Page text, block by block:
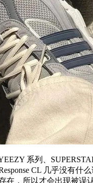
系列、
CL 几乎没有什
在，所以才会出现被误